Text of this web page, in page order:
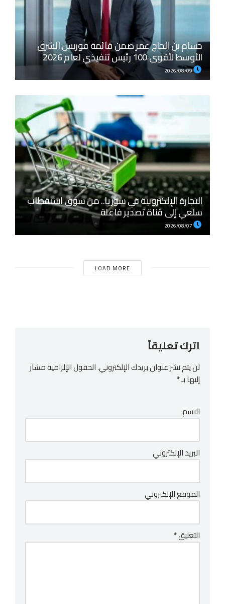
حسام بن الحاج عمر ضمن قائمة فوربس الشرق
الأوسط لأقوى 100 رئيس تنفيذي لعام 2026
2026/08/09
التجارة الإلكترونية في سوريا.. من سوق استقطاب
سلعي إلى قناة تصدير فاعلة
LOAD MORE
اترك تعليقاً
لن يتم نشر عنوان بريدك الإلكتروني.الحقول الإلزامية مشار
إليها بـ*
الاسم
البريد الإلكتروني
الموقع الإلكتروني
التعليق*